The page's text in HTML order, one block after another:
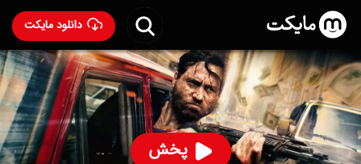
دانلود مایکت
پخش
فیلم آخرین روزهای جنایت آمریکایی با دوبله فارسی - The
Last Days of American Crime 2020
۹۷ 94% ۳.۸